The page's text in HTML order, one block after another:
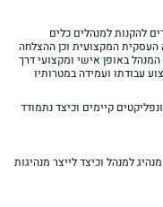
להקנות למנהלים כלים
העסקית המקצועית וכן ההצלחה
באופן אישי ומקצועי דרך
עבודתו ועמידה במטרותיו
קיימים וכיצד נתמודד
למנהל וכיצד לייצר מנהיגות